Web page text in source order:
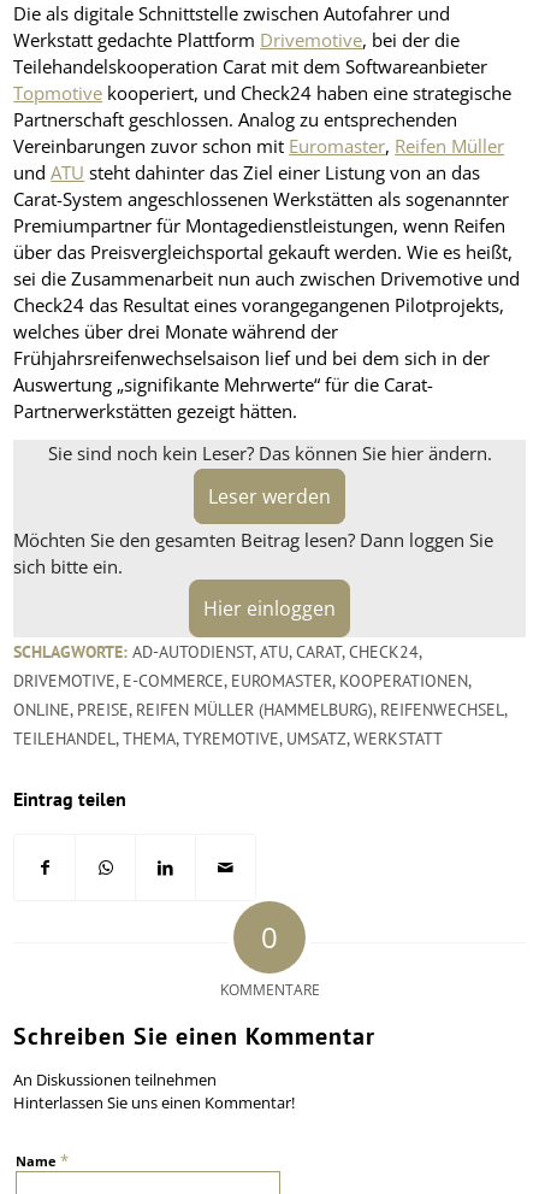
Die als digitale Schnittstelle zwischen Autofahrer und
Werkstatt gedachte Plattform Drivemotive, bei der die
Teilehandelskooperation Carat mit dem Softwareanbieter
Topmotive kooperiert, und Check24 haben eine strategische
Partnerschaft geschlossen. Analog zu entsprechenden
Vereinbarungen zuvor schon mit Euromaster, Reifen Müller
undATU steht dahinter das Ziel einer Listung von an das
Carat-System angeschlossenen Werkstätten als sogenannter
Premiumpartner für Montagedienstleistungen, wenn Reifen
über das Preisvergleichsportal gekauft werden. Wie es heißt,
sei die Zusammenarbeit nun auch zwischen Drivemotive und
Check24 das Resultat eines vorangegangenen Pilotprojekts,
welches über drei Monate während der
Frühjahrsreifenwechselsaison lief und bei dem sich in der
Auswertung „signifikante Mehrwerte“ für die Carat-
Partnerwerkstätten gezeigt hätten.
Sie sind noch kein Leser? Das können Sie hier ändern.
Leser werden
Möchten Sie den gesamten Beitrag lesen? Dann loggen Sie
sich bitte ein.
Hier einloggen
SCHLAGWORTE: AD-AUTODIENST,ATU,CARAT,CHECK24,
DRIVEMOTIVE, E-COMMERCE, EUROMASTER, KOOPERATIONEN,
ONLINE, PREISE, REIFEN MÜLLER (HAMMELBURG), REIFENWECHSEL,
TEILEHANDEL,THEMA,TYREMOTIVE, UMSATZ,WERKSTATT
Eintrag teilen
0
KOMMENTARE
Schreiben Sie einen Kommentar
An Diskussionen teilnehmen
Hinterlassen Sie uns einen Kommentar!
Name*